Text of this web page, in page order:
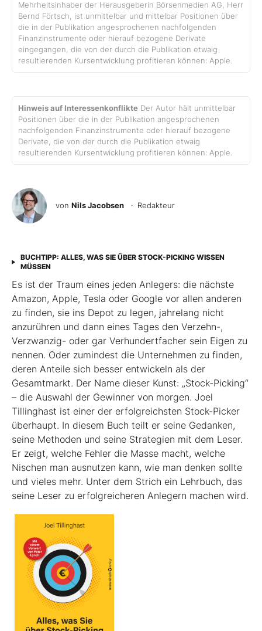
Mehrheitsinhaber der Herausgeberin Börsenmedien AG, Herr
Bernd Förtsch, ist unmittelbar und mittelbar Positionen über
die in der Publikation angesprochenen nachfolgenden
Finanzinstrumente oder hierauf bezogene Derivate
eingegangen, die von der durch die Publikation etwaig
resultierenden Kursentwicklung profitieren können: Apple.
Hinweis auf Interessenkonflikte Der Autor hält unmittelbar
Positionen über die in der Publikation angesprochenen
nachfolgenden Finanzinstrumente oder hierauf bezogene
Derivate, die von der durch die Publikation etwaig
resultierenden Kursentwicklung profitieren können: Apple.
von Nils Jacobsen · Redakteur
BUCHTIPP: ALLES, WAS SIE ÜBER STOCK-PICKING WISSEN
MÜSSEN
Es ist der Traum eines jeden Anlegers: die nächste
Amazon, Apple, Tesla oder Google vor allen anderen
zu finden, sie ins Depot zu legen, jahrelang nicht
anzurühren und dann eines Tages den Verzehn-,
Verzwanzig- oder gar Verhundertfacher sein Eigen zu
nennen. Oder zumindest die Unternehmen zu finden,
deren Anteile sich besser entwickeln als der
Gesamtmarkt. Der Name dieser Kunst: „Stock-Picking“
– die Auswahl der Gewinner von morgen. Joel
Tillinghast ist einer der erfolgreichsten Stock-Picker
überhaupt. In diesem Buch teilt er seine Gedanken,
seine Methoden und seine Strategien mit dem Leser.
Er zeigt, welche Fehler die Masse macht, welche
Nischen man ausnutzen kann, wie man denken sollte
und vieles mehr. Unter dem Strich ein Lehrbuch, das
seine Leser zu erfolgreicheren Anlegern machen wird.